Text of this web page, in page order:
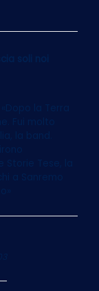
soli noi
la Terra
Fui molto
la band.
Storie Tese, la
a Sanremo